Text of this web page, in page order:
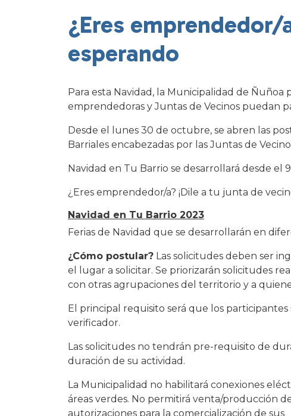
¿Eres
esperando
Para esta Navidad, la Municipalidad de
emprendedoras y Juntas de Vecinos puedan
Desde el lunes 30 de octubre, se abren las
Barriales encabezadas por las Juntas de
Navidad en Tu Barrio se desarrollará desde el
¿Eres emprendedor/a? ¡Dile a tu junta de
Navidad en Tu Barrio 2023
Ferias de Navidad que se desarrollarán en
¿Cómo postular? Las solicitudes deben ser
el lugar a solicitar. Se priorizarán solicitudes
con otras agrupaciones del territorio y a
El principal requisito será que los
verificador.
Las solicitudes no tendrán pre-requisito de
duración de su actividad.
La Municipalidad no habilitará conexiones
áreas verdes. No permitirá venta/producción
autorizaciones para la comercialización de sus